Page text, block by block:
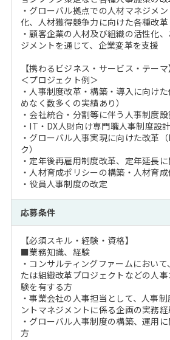
・グローバル拠点での人材マネジメ
化、人材獲得競争力に向けた各種改革
・顧客企業の人材及び組織の活性化
ジメントを通じて、企業変革を支援
【携わるビジネス・サービス・テーマ
＜プロジェクト例＞
・人事制度改革・構築・導入に向け
めなく数多くの実績あり）
・会社統合・分割等に伴う人事制度
・IT・DX人財向け専門職人事制度設
・グローバル人事実現に向けた改革
ク）
・定年後再雇用制度改革、定年延長
・人材育成ポリシーの構築・人材育
・役員人事制度の改定
応募条件
【必須スキル・経験・資格】
■業務知識、経験
・コンサルティングファームにおい
たは組織改革プロジェクトなどの人
験を有する方
・事業会社の人事担当として、人事
ントマネジメントに係る企画の実務
・グローバル人事制度の構築、運用
方